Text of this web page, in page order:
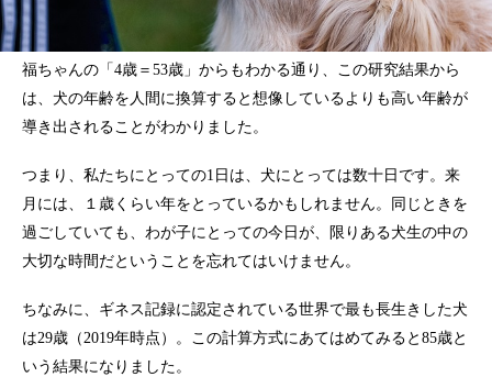
福ちゃんの「4歳＝53歳」からもわかる通り、この研究結果から
は、犬の年齢を人間に換算すると想像しているよりも高い年齢が
導き出されることがわかりました。
つまり、私たちにとっての1日は、犬にとっては数十日です。来
月には、１歳くらい年をとっているかもしれません。同じときを
過ごしていても、わが子にとっての今日が、限りある犬生の中の
大切な時間だということを忘れてはいけません。
ちなみに、ギネス記録に認定されている世界で最も長生きした犬
は29歳（2019年時点）。この計算方式にあてはめてみると85歳と
いう結果になりました。